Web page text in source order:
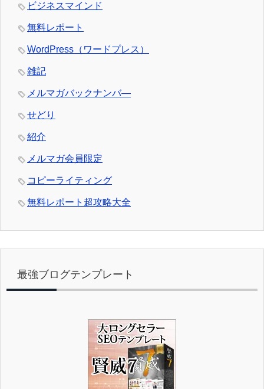
ビジネスマインド
無料レポート
WordPress（ワードプレス）
雑記
メルマガバックナンバ―
せどり
紹介
メルマガ会員限定
コピーライティング
無料レポート超攻略大全
最強ブログテンプレート